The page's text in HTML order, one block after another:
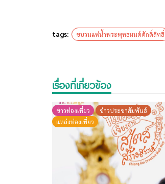
tags: ขบวนแห่น้ำพระพุทธมนต์ศักดิ์สิทธิ์
เรื่องที่เกี่ยวข้อง
ข่าวท่องเที่ยว
ข่าวประชาสัมพันธ์
แหล่งท่องเที่ยว